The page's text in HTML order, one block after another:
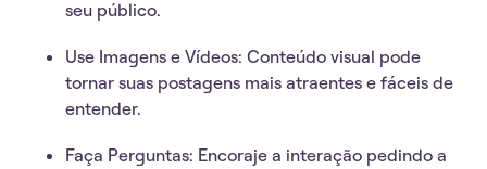
seu público.
Use Imagens e Vídeos: Conteúdo visual pode
tornar suas postagens mais atraentes e fáceis de
entender.
Faça Perguntas: Encoraje a interação pedindo a